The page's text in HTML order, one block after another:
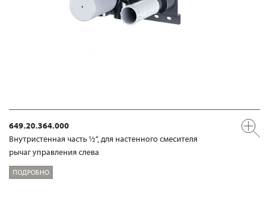
649.20.364.000
Внутристенная часть ½“, для настенного смесителя
рычаг управления слева
ПОДРОБНО